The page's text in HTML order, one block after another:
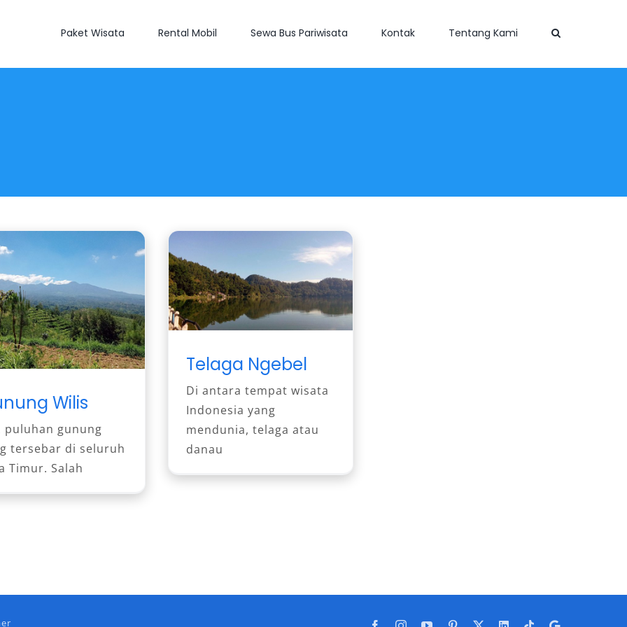
Paket Wisata Rental Mobil Sewa Bus Pariwisata Kontak Tentang Kami
Wilis
puluhan gunung
tersebar di seluruh
Timur. Salah
Telaga Ngebel
Di antara tempat wisata
Indonesia yang
mendunia, telaga atau
danau